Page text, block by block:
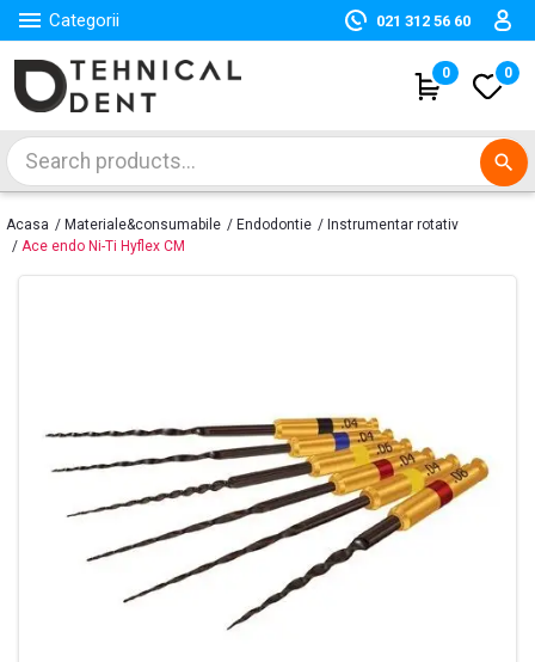
 Categorii 021 312 56 60
0 0
search
Acasa Materiale&consumabile Endodontie
Instrumentar rotativ
Ace endo Ni-Ti Hyflex CM